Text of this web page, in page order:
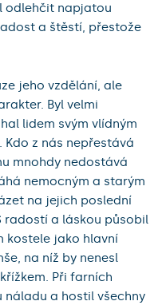
odlehčit napjatou
a štěstí, přestože
jeho vzdělání, ale
Byl velmi
lidem svým vlídným
Kdo z nás nepřestává
mnohdy nedostává
nemocným a starým
na jejich poslední
radostí a láskou působil
kostele jako hlavní
na níž by nenesl
Při farních
a hostil všechny